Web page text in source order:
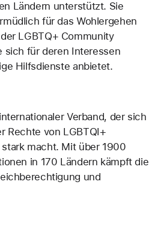
Ländern unterstützt. Sie
für das Wohlergehen
LGBTQ+ Community
sich für deren Interessen
Hilfsdienste anbietet.
Verband, der sich
Rechte von LGBTQI+
macht. Mit über 1900
in 170 Ländern kämpft die
und